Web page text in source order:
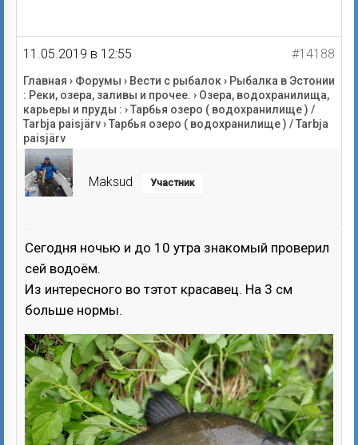
11.05.2019 в 12:55 #14188
Главная › Форумы › Вести с рыбалок› Рыбалка в Эстонии
: Реки, озера, заливы и прочее. › Озера, водохранилища,
карьеры и пруды : ›Тарбья озеро ( водохранилище ) /
Tarbja paisjärv›Тарбья озеро ( водохранилище ) / Tarbja
paisjärv
Maksud Участник
Сегодня ночью и до 10 утра знакомый проверил
сей водоём.
Из интересного во тэтот красавец. На 3 см
больше нормы.